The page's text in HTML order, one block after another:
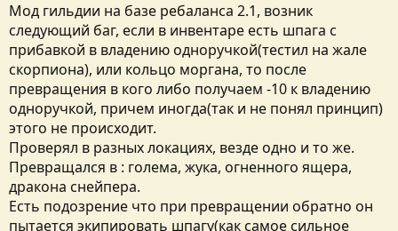
Мод гильдии на базе ребаланса 2.1, возник
следующий баг, если в инвентаре есть шпага с
прибавкой в владению одноручкой(тестил на жале
скорпиона), или кольцо моргана, то после
превращения в кого либо получаем -10 к владению
одноручкой, причем иногда(так и не понял принцип)
этого не происходит.
Проверял в разных локациях, везде одно и то же.
Превращался в : голема, жука, огненного ящера,
дракона снейпера.
Есть подозрение что при превращении обратно он
пытается экипировать шпагу(как самое сильное